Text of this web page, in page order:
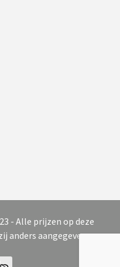
- Alle prijzen op deze
anders aangegeven.